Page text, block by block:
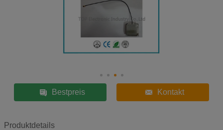
Bestpreis Kontakt
Produktdetails